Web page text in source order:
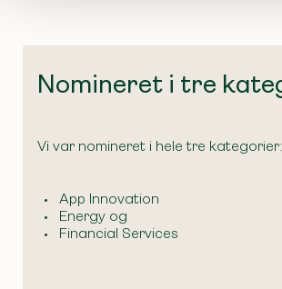
Nomineret i tre
Vi var nomineret i hele tre kategorier:
App Innovation
Energy og
Financial Services